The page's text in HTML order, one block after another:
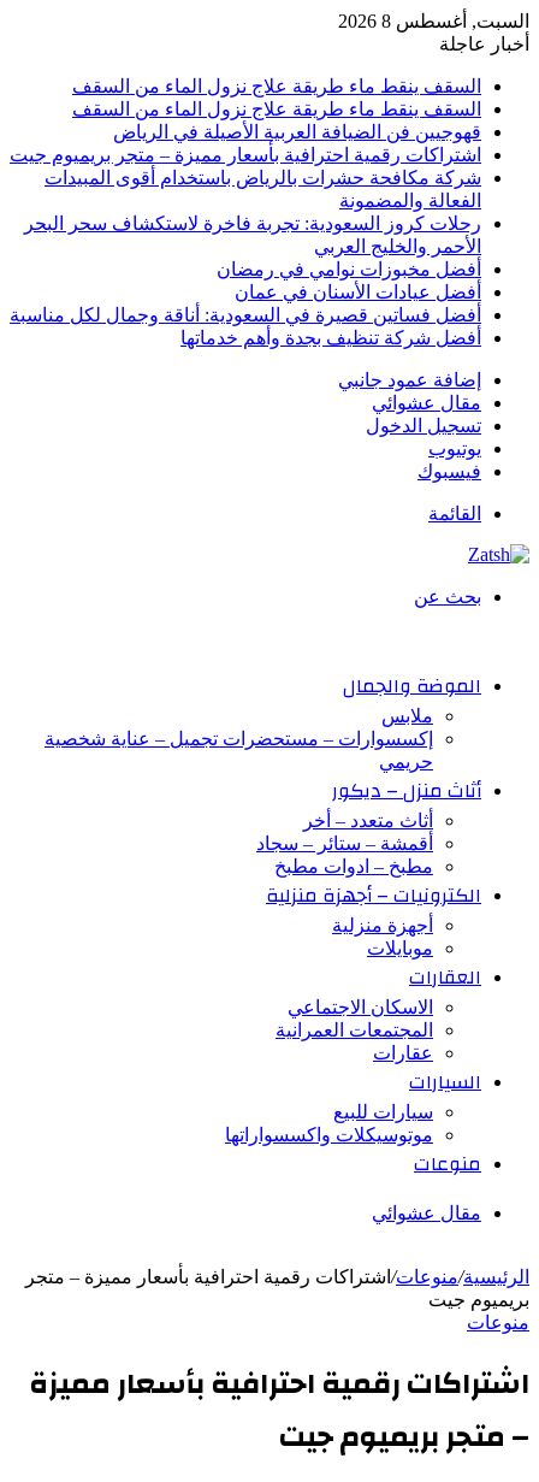
السبت, أغسطس 8 2026
أخبار عاجلة
السقف ينقط ماء طريقة علاج نزول الماء من السقف
السقف ينقط ماء طريقة علاج نزول الماء من السقف
قهوجيين فن الضيافة العربية الأصيلة في الرياض
اشتراكات رقمية احترافية بأسعار مميزة – متجر بريميوم جيت
شركة مكافحة حشرات بالرياض باستخدام أقوى المبيدات
الفعالة والمضمونة
رحلات كروز السعودية: تجربة فاخرة لاستكشاف سحر البحر
الأحمر والخليج العربي
أفضل مخبوزات نوامي في رمضان
أفضل عيادات الأسنان في عمان
أفضل فساتين قصيرة في السعودية: أناقة وجمال لكل مناسبة
أفضل شركة تنظيف بجدة وأهم خدماتها
إضافة عمود جانبي
مقال عشوائي
تسجيل الدخول
يوتيوب
فيسبوك
القائمة
بحث عن
الموضة والجمال
ملابس
إكسسوارات – مستحضرات تجميل – عناية شخصية
حريمي
أثاث منزل – ديكور
أثاث متعدد – أخر
أقمشة – ستائر – سجاد
مطبخ – ادوات مطبخ
الكترونيات – أجهزة منزلية
أجهزة منزلية
موبايلات
العقارات
الاسكان الاجتماعي
المجتمعات العمرانية
عقارات
السيارات
سيارات للبيع
موتوسيكلات واكسسواراتها
منوعات
مقال عشوائي
الرئيسية/منوعات/ اشتراكات رقمية احترافية بأسعار مميزة – متجر
بريميوم جيت
منوعات
اشتراكات رقمية احترافية بأسعار مميزة
– متجر بريميوم جيت